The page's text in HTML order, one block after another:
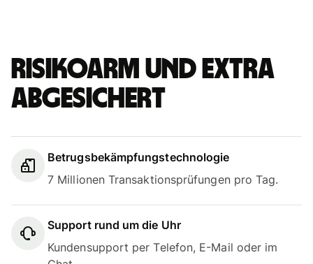
Risikoarm und extra
abgesichert
Betrugsbekämpfungstechnologie
7 Millionen Transaktionsprüfungen pro Tag.
Support rund um die Uhr
Kundensupport per Telefon, E-Mail oder im